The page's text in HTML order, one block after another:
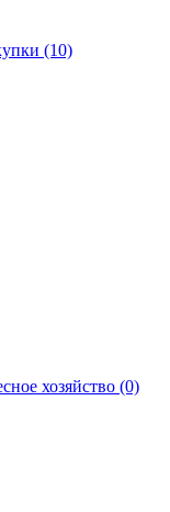
(10)
хозяйство (0)